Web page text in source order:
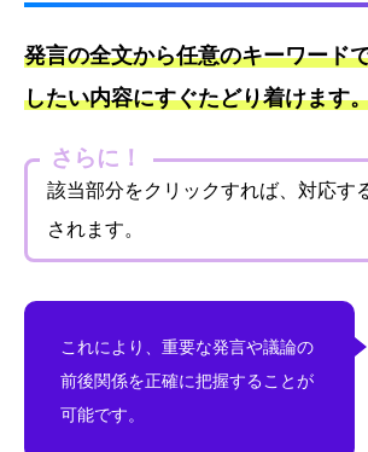
発言の全文から任意のキーワード
したい内容にすぐたどり着けます
さらに！
該当部分をクリックすれば、対応す
されます。
これにより、重要な発言や議論の
前後関係を正確に把握することが
可能です。